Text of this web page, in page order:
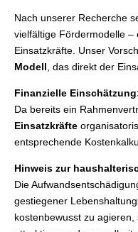
Nach unserer Recherche
vielfältige Fördermodelle –
Einsatzkräfte. Unser
Modell , das direkt der
Finanzielle
Da bereits ein
Einsatzkräfte
entsprechende
Hinweis zur
Die
gestiegener
kostenbewusst zu